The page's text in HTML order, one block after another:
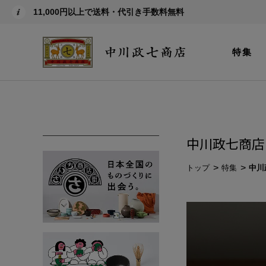
11,000円以上で送料・代引き手数料無料
特集
中川政七商
トップ 特集 中川